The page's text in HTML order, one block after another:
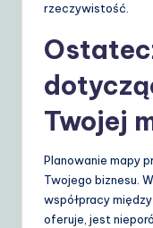
rzeczywistość.
Twojej
Planowanie mapy
Twojego biznesu.
współpracy
oferuje, jest